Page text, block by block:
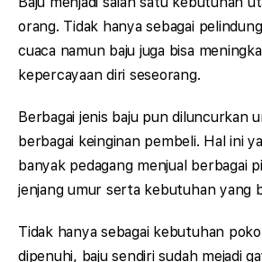
orang. Tidak hanya sebagai
cuaca namun baju juga bisa
kepercayaan diri seseorang.
Berbagai jenis baju pun diluncurkan
berbagai keinginan pembeli. Hal ini
banyak pedagang menjual berbagai
jenjang umur serta kebutuhan yang
Tidak hanya sebagai kebutuhan
dipenuhi, baju sendiri sudah mejadi